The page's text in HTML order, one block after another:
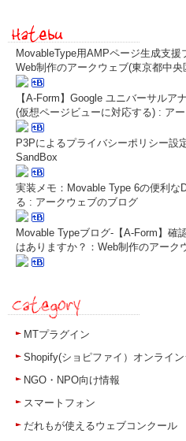
MovableType用AMPページ生成支援
Web制作のアークウェブ(東京都中央
【A-Form】Google ユニバーサルア
(仮想ページビューに対応する) : ア
P3Pによるプライバシーポリシー設
SandBox
実装メモ：Movable Type 6の便利な
る : アークウェブのブログ
Movable Typeブログ-【A-Form】確
はありますか？：Web制作のアーク
MTプラグイン
Shopify(ショピファイ）オンライ
NGO・NPO向け情報
スマートフォン
だれもが使えるウェブコンクール